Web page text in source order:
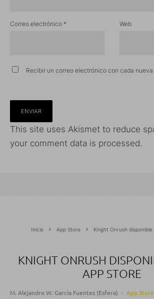
Correo electrónico * Web
Recibir un correo electrónico con cada nueva
This site uses Akismet to reduce
your comment data is processed.
Inicio App Store Knight Onrush
KNIGHT ONRUSH
APP STORE
M. Alejandro W. García Fuentes (Esfera) · App Store